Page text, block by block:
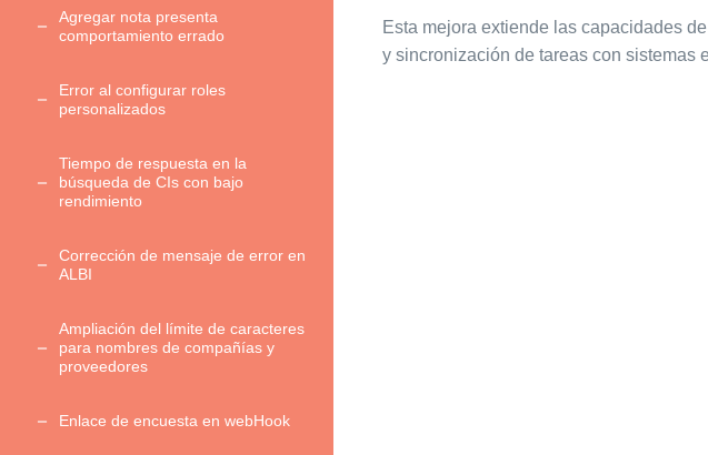
Agregar nota presenta
comportamiento errado
Error al configurar roles
personalizados
Tiempo de respuesta en la
búsqueda de CIs con bajo
rendimiento
Corrección de mensaje de error en
ALBI
Ampliación del límite de caracteres
para nombres de compañías y
proveedores
Enlace de encuesta en webHook
Esta mejora extiende las capacidades
y sincronización de tareas con sistemas